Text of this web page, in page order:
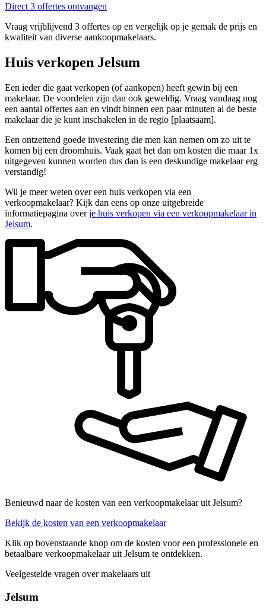
Direct 3 offertes ontvangen
Vraag vrijblijvend 3 offertes op en vergelijk op je gemak de prijs en
kwaliteit van diverse aankoopmakelaars.
Huis verkopen Jelsum
Een ieder die gaat verkopen (of aankopen) heeft gewin bij een
makelaar. De voordelen zijn dan ook geweldig. Vraag vandaag nog
een aantal offertes aan en vindt binnen een paar minuten al de beste
makelaar die je kunt inschakelen in de regio [plaatsaam].
Een ontzettend goede investering die men kan nemen om zo uit te
komen bij een droomhuis. Vaak gaat het dan om kosten die maar 1x
uitgegeven kunnen worden dus dan is een deskundige makelaar erg
verstandig!
Wil je meer weten over een huis verkopen via een
verkoopmakelaar? Kijk dan eens op onze uitgebreide
informatiepagina overje huis verkopen via een verkoopmakelaar in
Jelsum.
Benieuwd naar de kosten van een verkoopmakelaar uit Jelsum?
Bekijk de kosten van een verkoopmakelaar
Klik op bovenstaande knop om de kosten voor een professionele en
betaalbare verkoopmakelaar uit Jelsum te ontdekken.
Veelgestelde vragen over makelaars uit
Jelsum